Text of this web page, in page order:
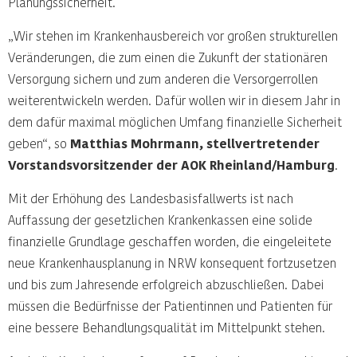
„Wir stehen im Krankenhausbereich vor großen strukturellen
Veränderungen, die zum einen die Zukunft der stationären
Versorgung sichern und zum anderen die Versorgerrollen
weiterentwickeln werden. Dafür wollen wir in diesem Jahr in
dem dafür maximal möglichen Umfang finanzielle Sicherheit
geben“, so Matthias Mohrmann, stellvertretender
Vorstandsvorsitzender der AOK Rheinland/Hamburg.
Mit der Erhöhung des Landesbasisfallwerts ist nach
Auffassung der gesetzlichen Krankenkassen eine solide
finanzielle Grundlage geschaffen worden, die eingeleitete
neue Krankenhausplanung in NRW konsequent fortzusetzen
und bis zum Jahresende erfolgreich abzuschließen. Dabei
müssen die Bedürfnisse der Patientinnen und Patienten für
eine bessere Behandlungsqualität im Mittelpunkt stehen.